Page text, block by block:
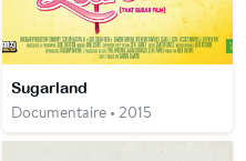
Sugarland
Documentaire • 2015